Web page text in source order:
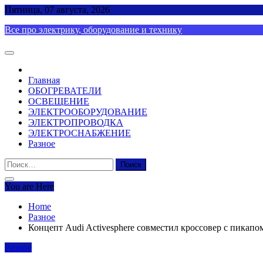
Skip
content
Пятница, 07 августа, 2026
Все про электрику, оборудование и технику
Главная
ОБОГРЕВАТЕЛИ
ОСВЕЩЕНИЕ
ЭЛЕКТРООБОРУДОВАНИЕ
ЭЛЕКТРОПРОВОДКА
ЭЛЕКТРОСНАБЖЕНИЕ
Разное
Найти:
You are Here
Home
Разное
Концепт Audi Activesphere совместил кроссовер с
Разное